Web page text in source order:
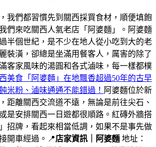
我們都習慣先到關西採買食材，順便填飽
們來吃關西人氣老店「阿婆麵」。阿婆麵
半個世紀，是不少在地人從小吃到大的老
裝潢，卻總是坐滿用餐客人，厲害的除了
客家風味的湯圓和各式滷味，每一樣都樸
美食「阿婆麵」在地飄香超過50年的古早
米粉、滷味通通不能錯過！ 阿婆麵位於新
距離關西交流道不遠，無論是前往尖石、
是安排關西一日遊都很順路。紅磚外牆搭
招牌，看起來相當低調，如果不是事先做
開車經過。📍店家資訊｜阿婆麵 地址：